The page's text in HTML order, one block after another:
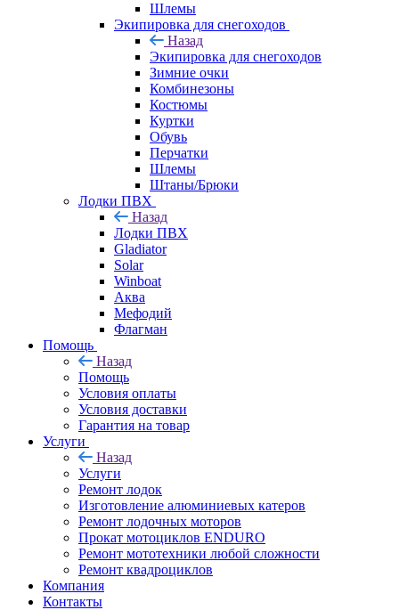
Шлемы
Экипировка для снегоходов
Назад
Экипировка для снегоходов
Зимние очки
Комбинезоны
Костюмы
Куртки
Обувь
Перчатки
Шлемы
Штаны/Брюки
Лодки ПВХ
Назад
Лодки ПВХ
Gladiator
Solar
Winboat
Аква
Мефодий
Флагман
Помощь
Назад
Помощь
Условия оплаты
Условия доставки
Гарантия на товар
Услуги
Назад
Услуги
Ремонт лодок
Изготовление алюминиевых катеров
Ремонт лодочных моторов
Прокат мотоциклов ENDURO
Ремонт мототехники любой сложности
Ремонт квадроциклов
Компания
Контакты